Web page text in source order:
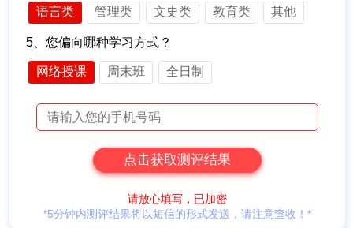
语言类 管理类 文史类 教育类 其他
5、您偏向哪种学习方式？
网络授课 周末班 全日制
请放心填写，已加密
*5分钟内测评结果将以短信的形式发送，请注意查收！*